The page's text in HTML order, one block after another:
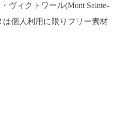
ヴィクトワール(Mont Sainte-
は個人利用に限りフリー素材